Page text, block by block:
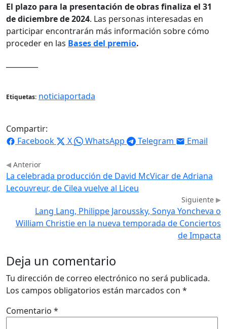
El plazo para la presentación de obras finaliza el 31
de diciembre de 2024. Las personas interesadas en
participar encontrarán más información sobre cómo
proceder en las Bases del premio.
Etiquetas: noticiaportada
Compartir:
Facebook
X WhatsApp Telegram Email
Anterior
La celebrada producción de David McVicar de Adriana
Lecouvreur, de Cilea vuelve al Liceu
Siguiente
Lang Lang, Philippe Jaroussky, Sonya Yoncheva o
William Christie en la nueva temporada de Conciertos
de Impacta
Deja un comentario
Tu dirección de correo electrónico no será publicada.
Los campos obligatorios están marcados con *
Comentario *